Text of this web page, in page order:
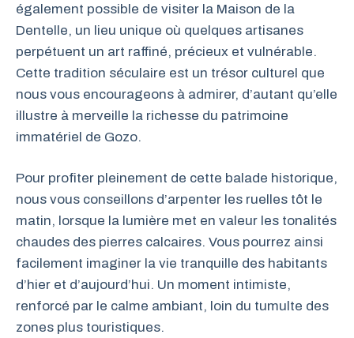
également possible de visiter la Maison de la
Dentelle, un lieu unique où quelques artisanes
perpétuent un art raffiné, précieux et vulnérable.
Cette tradition séculaire est un trésor culturel que
nous vous encourageons à admirer, d’autant qu’elle
illustre à merveille la richesse du patrimoine
immatériel de Gozo.
Pour profiter pleinement de cette balade historique,
nous vous conseillons d’arpenter les ruelles tôt le
matin, lorsque la lumière met en valeur les tonalités
chaudes des pierres calcaires. Vous pourrez ainsi
facilement imaginer la vie tranquille des habitants
d’hier et d’aujourd’hui. Un moment intimiste,
renforcé par le calme ambiant, loin du tumulte des
zones plus touristiques.